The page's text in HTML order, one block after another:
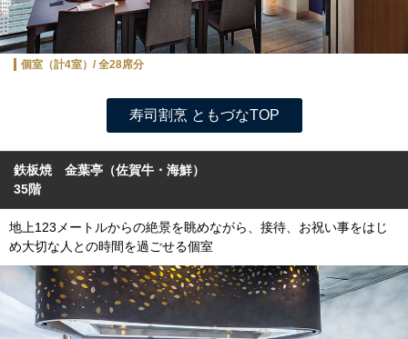
個室（計4室）/ 全28席分
寿司割烹 ともづなTOP
鉄板焼 金葉亭 （佐賀牛・海鮮）
35階
地上123メートルからの絶景を眺めながら、接待、お祝い事をはじ
め大切な人との時間を過ごせる個室